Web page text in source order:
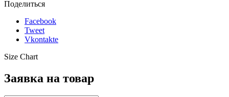
Поделиться
Facebook
Tweet
Vkontakte
Size Chart
Заявка на товар